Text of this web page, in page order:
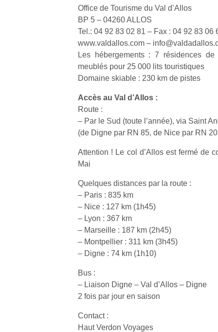
Office de Tourisme du Val d’Allos
BP 5 – 04260 ALLOS
Tel.: 04 92 83 02 81 – Fax : 04 92 83 06
www.valdallos.com –
Les hébergements : 7 résidences
meublés pour 25 000 lits touristiques
Domaine skiable : 230 km de pistes
Accès au Val d’Allos :
Route :
– Par le Sud (toute l’année), via Saint
(de Digne par RN 85, de Nice par RN
Attention ! Le col d’Allos est fermé de
Mai
Quelques distances par la route :
– Paris : 835 km
– Nice : 127 km (1h45)
– Lyon : 367 km
– Marseille : 187 km (2h45)
– Montpellier : 311 km (3h45)
– Digne : 74 km (1h10)
Bus :
– Liaison Digne – Val d’Allos – Digne
2 fois par jour en saison
Contact :
Haut Verdon Voyages